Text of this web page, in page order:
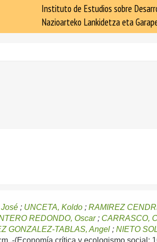
Instituto de Estudios sobre
Nazioarteko Lankidetza eta
; UNCETA, Koldo ;RAMIREZ
REDONDO, Oscar; CARRASCO,
GONZALEZ-TABLAS, Angel ;NIETO
.-(Economía crítica y ecologismo social;